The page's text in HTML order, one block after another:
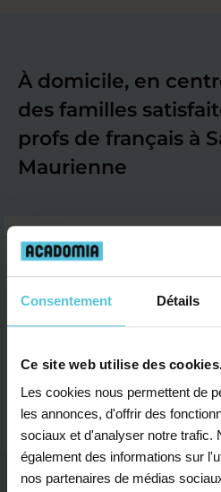
Consentement Détails
Ce site web utilise des
Les cookies nous permettent de
les annonces, d'offrir des
sociaux et d'analyser notre trafic.
également des informations sur
nos partenaires de médias
À domicile, en
des familles
profs de français à
Maurienne
En primaire
Samuel ne mettait jamais
Ronan A.